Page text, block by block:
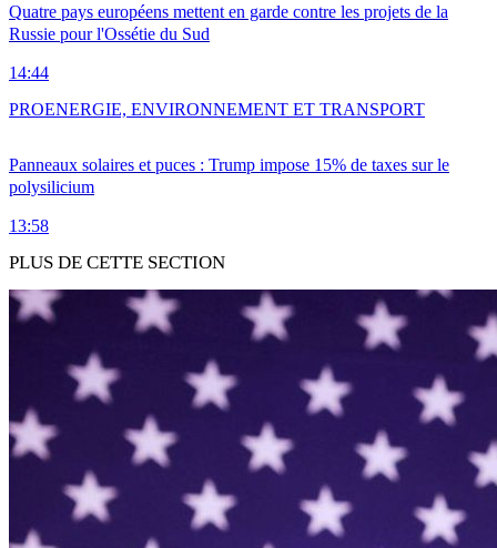
Quatre pays européens mettent en garde contre les projets de la
Russie pour l'Ossétie du Sud
14:44
Panneaux solaires et puces : Trump impose 15% de taxes sur le
polysilicium
13:58
PROENERGIE, ENVIRONNEMENT ET TRANSPORT
PLUS DE CETTE SECTION